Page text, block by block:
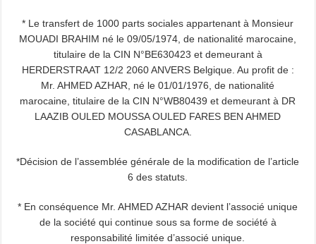
* Le transfert de 1000 parts sociales appartenant à Monsieur
MOUADI BRAHIM né le 09/05/1974, de nationalité marocaine,
titulaire de la CIN N°BE630423 et demeurant à
HERDERSTRAAT 12/2 2060 ANVERS Belgique. Au profit de :
Mr. AHMED AZHAR, né le 01/01/1976, de nationalité
marocaine, titulaire de la CIN N°WB80439 et demeurant à DR
LAAZIB OULED MOUSSA OULED FARES BEN AHMED
CASABLANCA.
*Décision de l’assemblée générale de la modification de l’article
6 des statuts.
* En conséquence Mr. AHMED AZHAR devient l’associé unique
de la société qui continue sous sa forme de société à
responsabilité limitée d’associé unique.